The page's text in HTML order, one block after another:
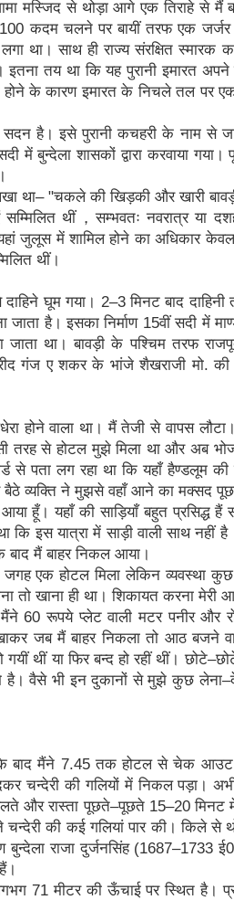
मस्जिद से थोड़ा आगे एक तिराहे से मैं
कदम चलने पर बायीं तरफ एक
था। साथ ही राज्य संरक्षित स्मारक
तय था कि यह पुरानी इमारत
के कारण इमारत के निचले तल पर एक
सदन है। इसे पुरानी कचहरी के नाम से
में बुन्देला शासकों द्वारा करवाया गया।
था– "चकले की खिड़की और खारी
थीं，सम्भवतः नवरात्र या
जुलूस में शामिल होने का अधिकार केवल
थीं।
घूम गया। 2–3 मिनट बाद
है। इसका निर्माण 15वीं सदी में
जाता था। बावड़ी के पश्चिम तरफ
गंज ए शकर के भांजे शैखराजी मो. की
होने वाला था। मैं तेजी से वापस
तरह से होटल मुझे मिला था और अब
पता लग रहा था कि यहाँ हैण्डलूम की
बैठे व्यक्ति ने मुझसे वहाँ आने का मक्सद
हूँ। यहाँ की साड़ियाँ बहुत प्रसिद्ध हैं
इस यात्रा में साड़ी वाली साथ नहीं है
मैं बाहर निकल आया।
एक होटल मिला लेकिन व्यवस्था कुछ
तो खाना ही था। शिकायत करना मेरी
60 रूपये प्लेट वाली मटर पनीर और
जब मैं बाहर निकला तो आठ बजने
थीं या फिर बन्द हो रहीं थीं।
है। वैसे भी इन दुकानों से मुझे कुछ
के बाद मैंने 7.45 तक होटल से चेक
चन्देरी की गलियों में निकल पड़ा।
और रास्ता पूछते–पूछते 15–20 मिनट
की कई गलियां पार की। किले से
राजा दुर्जनसिंह (1687–1733 ई0)
71 मीटर की ऊँचाई पर स्थित है।